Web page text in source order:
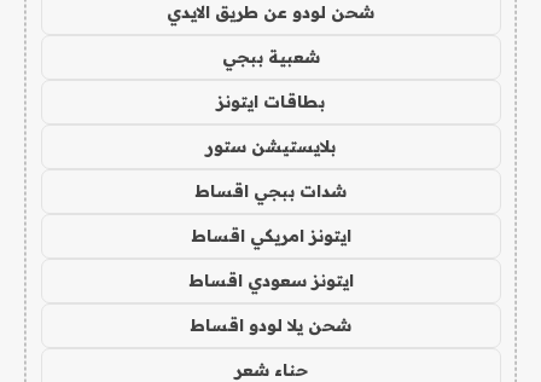
شحن لودو عن طريق الايدي
شعبية ببجي
بطاقات ايتونز
بلايستيشن ستور
شدات ببجي اقساط
ايتونز امريكي اقساط
ايتونز سعودي اقساط
شحن يلا لودو اقساط
حناء شعر